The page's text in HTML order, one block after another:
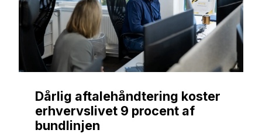
Dårlig aftalehåndtering koster
erhvervslivet 9 procent af
bundlinjen